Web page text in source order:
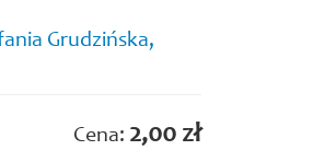
Grudzińska,
Cena: 2,00 zł